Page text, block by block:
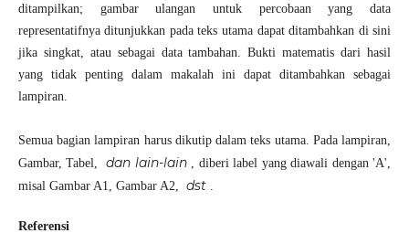
ditampilkan; gambar ulangan untuk percobaan yang data
representatifnya ditunjukkan pada teks utama dapat ditambahkan di sini
jika singkat, atau sebagai data tambahan. Bukti matematis dari hasil
yang tidak penting dalam makalah ini dapat ditambahkan sebagai
lampiran.
Semua bagian lampiran harus dikutip dalam teks utama. Pada lampiran,
Gambar, Tabel,dan lain-lain, diberi label yang diawali dengan 'A',
misal Gambar A1, Gambar A2, dst.
Referensi